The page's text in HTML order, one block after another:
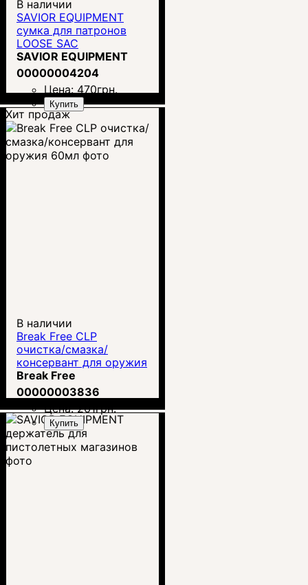
В наличии
SAVIOR EQUIPMENT
сумка для патронов
LOOSE SAC
SAVIOR EQUIPMENT
00000004204
Цена: 470грн.
Купить
Хит продаж
В наличии
Break Free CLP
очистка/смазка/
консервант для оружия
60мл
Break Free
00000003836
Цена:261грн.
Купить